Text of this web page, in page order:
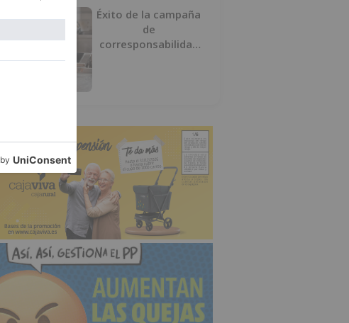
5
Éxito de la campaña
de
corresponsabilidad